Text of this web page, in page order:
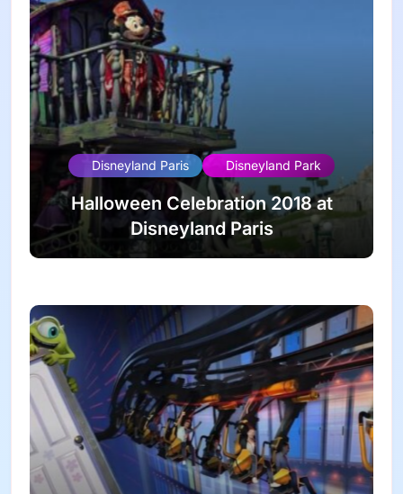
Disneyland Paris Disneyland Park
Halloween Celebration 2018 at
Disneyland Paris